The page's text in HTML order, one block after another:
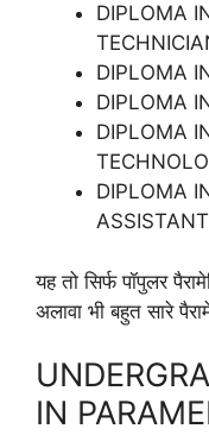
DIPLOMA
DIPLOMA
DIPLOMA
DIPLOMA
DIPLOMA
ASSISTANT
यह तो सिर्फ पॉपुलर
अलावा भी बहुत सारे
IN